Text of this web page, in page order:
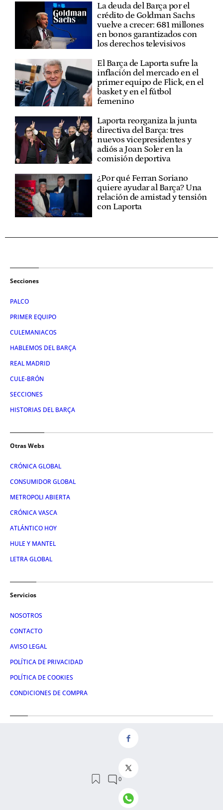
La deuda del Barça por el
crédito de Goldman Sachs
vuelve a crecer: 681 millones
en bonos garantizados con
los derechos televisivos
El Barça de Laporta sufre la
inflación del mercado en el
primer equipo de Flick, en el
basket y en el fútbol
femenino
Laporta reorganiza la junta
directiva del Barça: tres
nuevos vicepresidentes y
adiós a Joan Soler en la
comisión deportiva
¿Por qué Ferran Soriano
quiere ayudar al Barça? Una
relación de amistad y tensión
con Laporta
Secciones
PALCO
PRIMER EQUIPO
CULEMANIACOS
HABLEMOS DEL BARÇA
REAL MADRID
CULE-BRÓN
SECCIONES
HISTORIAS DEL BARÇA
Otras Webs
CRÓNICA GLOBAL
CONSUMIDOR GLOBAL
METROPOLI ABIERTA
CRÓNICA VASCA
ATLÁNTICO HOY
HULE Y MANTEL
LETRA GLOBAL
Servicios
NOSOTROS
CONTACTO
AVISO LEGAL
POLÍTICA DE PRIVACIDAD
POLÍTICA DE COOKIES
CONDICIONES DE COMPRA